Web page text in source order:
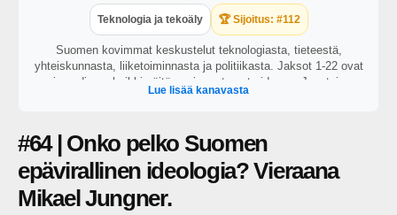
Teknologia ja tekoäly 🏆 Sijoitus: #112
Suomen kovimmat keskustelut teknologiasta, tieteestä,
yhteiskunnasta, liiketoiminnasta ja politiikasta. Jaksot 1-22 ovat
vain audiona, kaikki näitä uusimmat ovat videona. Juontajana
toimii George Lapinlampi.
Lue lisää kanavasta
#64 | Onko pelko Suomen
epävirallinen ideologia? Vieraana
Mikael Jungner.